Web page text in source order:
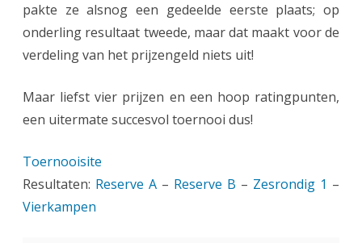
e
n
c
p
pakte ze alsnog een gedeelde eerste plaats; op
onderling resultaat tweede, maar dat maakt voor de
verdeling van het prijzengeld niets uit!
Maar liefst vier prijzen en een hoop ratingpunten,
een uitermate succesvol toernooi dus!
Toernooisite
Resultaten: Reserve A – Reserve B – Zesrondig 1 –
Vierkampen